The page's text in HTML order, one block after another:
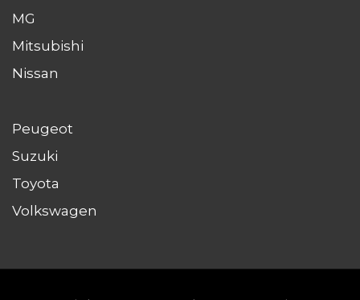
MG
Mitsubishi
Nissan
Peugeot
Suzuki
Toyota
Volkswagen